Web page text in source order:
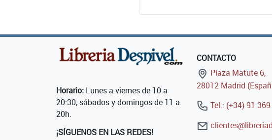
Horario: Lunes a viernes de 10 a
20:30, sábados y domingos de 11 a
20h.
¡SÍGUENOS EN LAS REDES!
CONTACTO
Plaza Matute 6,
28012 Madrid
Tel.: (+34) 91